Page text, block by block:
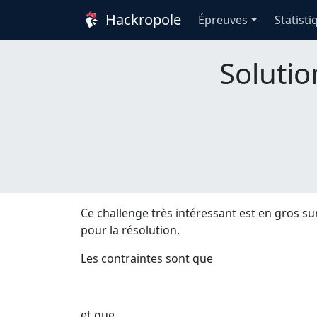
Hackropole Épreuves
Ce challenge très intéressant est en gros
pour la résolution.
Les contraintes sont que